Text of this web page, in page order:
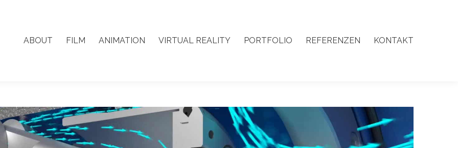
ABOUT FILM ANIMATION VIRTUAL REALITY PORTFOLIO REFERENZEN KONTAKT